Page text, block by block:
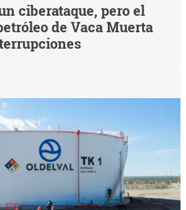
ciberataque, pero el
de Vaca Muerta